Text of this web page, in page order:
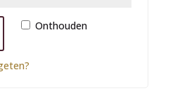
Onthouden